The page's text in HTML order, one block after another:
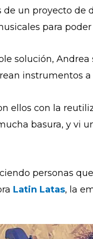
de un proyecto de
para
solución,
instrumentos
ellos con la
basura, y vi
personas
Latin Latas, la